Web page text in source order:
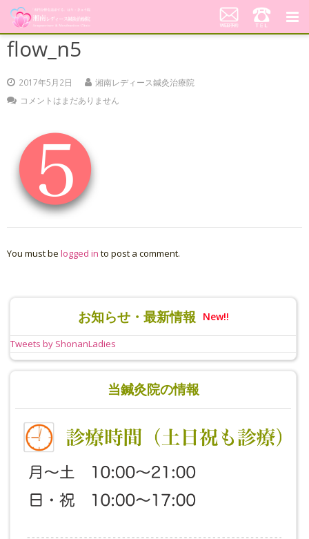
湘南レディース鍼灸治療院
代表あいさつ「不妊鍼灸への想い」
料金案内
患者さんの声
アクセス
flow_n5
2017年5月2日
湘南レディース鍼灸治療院
コメントはまだありません
You must be logged in to post a comment.
お知らせ・最新情報 New!!
Tweets by ShonanLadies
当鍼灸院の情報